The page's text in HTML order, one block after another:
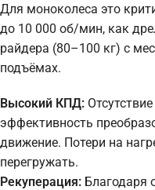
Для моноколеса это
до 10 000 об/мин, как
райдера (80–100 кг) с
подъёмах.
Высокий КПД:
эффективность
движение. Потери на
перегружать.
Рекуперация: Благодаря